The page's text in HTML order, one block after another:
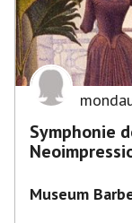
Symphonie
Museum